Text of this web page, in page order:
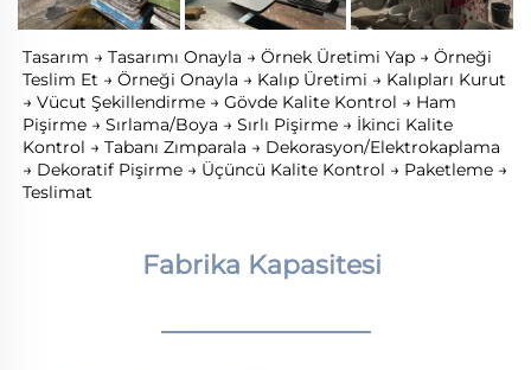
Tasarım → Tasarımı Onayla → Örnek Üretimi Yap → Örneği
Teslim Et → Örneği Onayla → Kalıp Üretimi → Kalıpları Kurut
→ Vücut Şekillendirme → Gövde Kalite Kontrol → Ham
Pişirme → Sırlama/Boya → Sırlı Pişirme → İkinci Kalite
Kontrol → Tabanı Zımparala → Dekorasyon/Elektrokaplama
→ Dekoratif Pişirme → Üçüncü Kalite Kontrol → Paketleme →
Teslimat
Fabrika Kapasitesi
________________